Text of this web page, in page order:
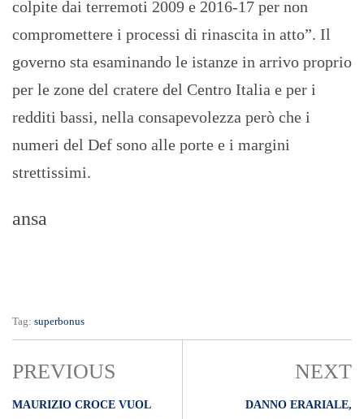
colpite dai terremoti 2009 e 2016-17 per non
compromettere i processi di rinascita in atto”. Il
governo sta esaminando le istanze in arrivo proprio
per le zone del cratere del Centro Italia e per i
redditi bassi, nella consapevolezza però che i
numeri del Def sono alle porte e i margini
strettissimi.
ansa
Tag: superbonus
PREVIOUS
MAURIZIO CROCE VUOL
NEXT
DANNO ERARIALE,